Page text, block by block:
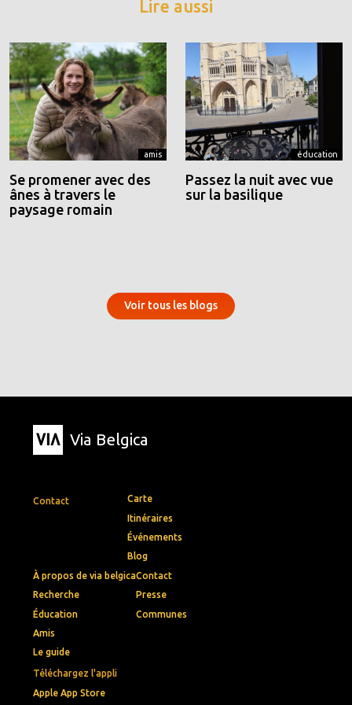
Lire aussi
amis
Se promener avec des
ânes à travers le
paysage romain
éducation
Passez la nuit avec vue
sur la basilique
Voir tous les blogs
Via Belgica
Contact
Téléchargez l'appli
Apple App Store
Carte
Itinéraires
Événements
Blog
À propos de via belgica
Recherche
Éducation
Amis
Le guide
Contact
Presse
Communes